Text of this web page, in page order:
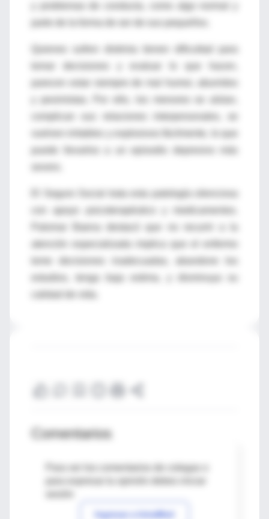
y problemas de conducta, como algo normal y
parte de la forma de ser de sus pequeños.
El Seguro Social trata esta patología silenciosa
con apoyo psicoterapéutico y medicamentos.
estudios, tenga baja estima, y disminuya su
Comentarios
Para ver los comentarios de colegas o
Ingresar a IntraMed